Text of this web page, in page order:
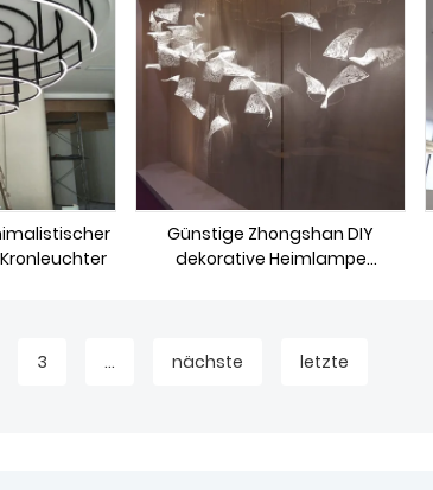
Günstige Zhongshan DIY
dekorative Heimlampe
3 ... nächste letzte